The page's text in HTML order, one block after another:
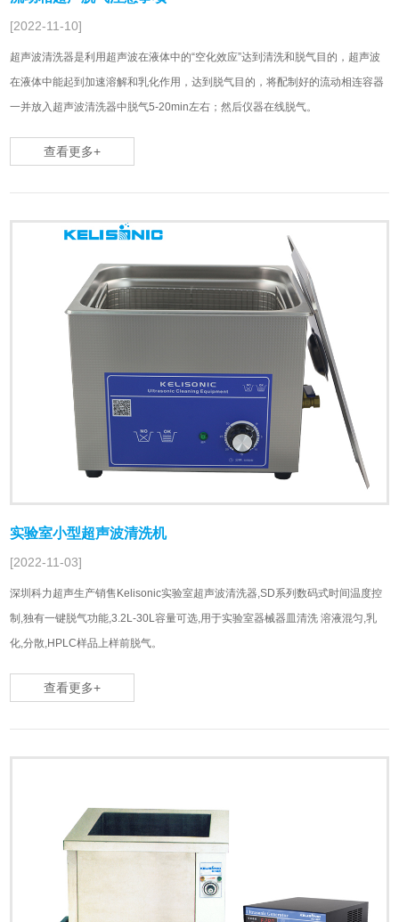
[2022-11-10]
超声波清洗器是利用超声波在液体中的“空化效应”达到清洗和脱气目的，超声波
在液体中能起到加速溶解和乳化作用，达到脱气目的，将配制好的流动相连容器
一并放入超声波清洗器中脱气5-20min左右；然后仪器在线脱气。
查看更多+
实验室小型超声波清洗机
[2022-11-03]
深圳科力超声生产销售Kelisonic实验室超声波清洗器,SD系列数码式时间温度控
制,独有一键脱气功能,3.2L-30L容量可选,用于实验室器械器皿清洗 溶液混匀,乳
化,分散,HPLC样品上样前脱气。
查看更多+